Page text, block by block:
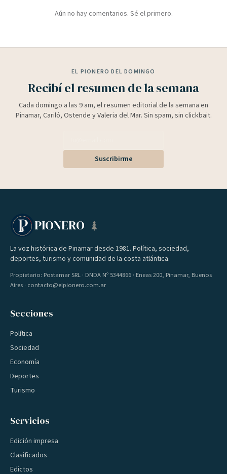
Aún no hay comentarios. Sé el primero.
EL PIONERO DEL DOMINGO
Recibí el resumen de la semana
Cada domingo a las 9 am, el resumen editorial de la semana en
Pinamar, Cariló, Ostende y Valeria del Mar. Sin spam, sin clickbait.
Suscribirme
PIONERO
La voz histórica de Pinamar desde 1981. Política, sociedad,
deportes, turismo y comunidad de la costa atlántica.
Propietario: Postamar SRL · DNDA Nº 5344866 · Eneas 200, Pinamar, Buenos
Aires · contacto@elpionero.com.ar
Secciones
Política
Sociedad
Economía
Deportes
Turismo
Servicios
Edición impresa
Clasificados
Edictos